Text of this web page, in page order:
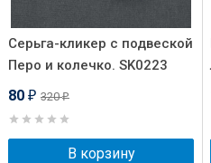
Серьга-кликер с подвеской
Перо и колечко. SK0223
80 ₽ 320₽
В корзину